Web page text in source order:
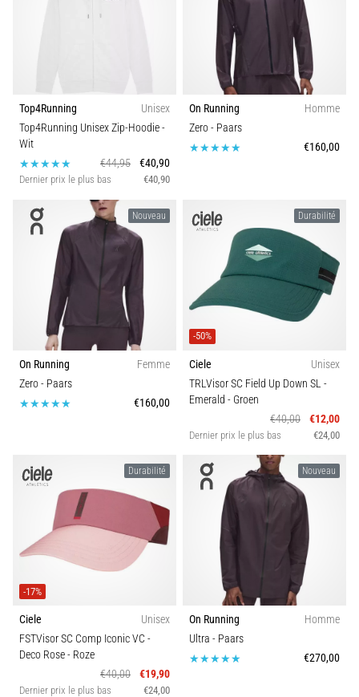
les
meilleurs
modèles
de
chaussures
running
avec
meilleur
Découvrez
chaussures
offrant
un…
tous
les
articles
Top4Running
Unisex
Top4Running Unisex Zip-Hoodie-
Wit
€44,95
€40,90
Dernier prix le plus bas €40,90
On Running
Homme
Zero- Paars
€160,00
Nouveau
On Running
Femme
Zero- Paars
€160,00
Durabilité
-50%
Ciele
Unisex
TRLVisor SC Field Up Down SL -
Emerald - Groen
€40,00
€12,00
Dernier prix le plus bas €24,00
Durabilité
-17%
Ciele
Unisex
FSTVisor SC Comp Iconic VC -
Deco Rose- Roze
€40,00
€19,90
Dernier prix le plus bas €24,00
Nouveau
On Running
Homme
Ultra - Paars
€270,00